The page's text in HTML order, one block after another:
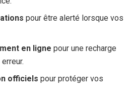
pour être alerté lorsque vos
en ligne pour une recharge
officiels pour protéger vos